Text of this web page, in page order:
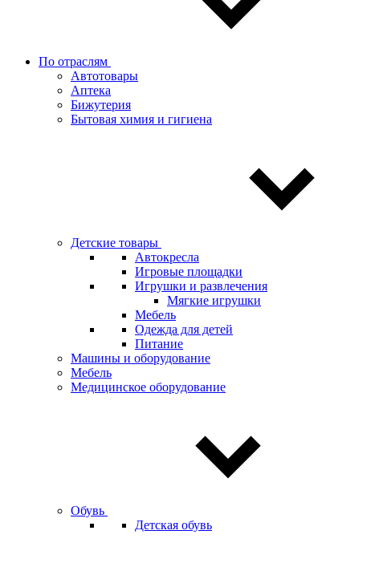
По отраслям
Автотовары
Аптека
Бижутерия
Бытовая химия и гигиена
Детские товары
Автокресла
Игровые площадки
Игрушки и развлечения
Мягкие игрушки
Мебель
Одежда для детей
Питание
Машины и оборудование
Мебель
Медицинское оборудование
Обувь
Детская обувь